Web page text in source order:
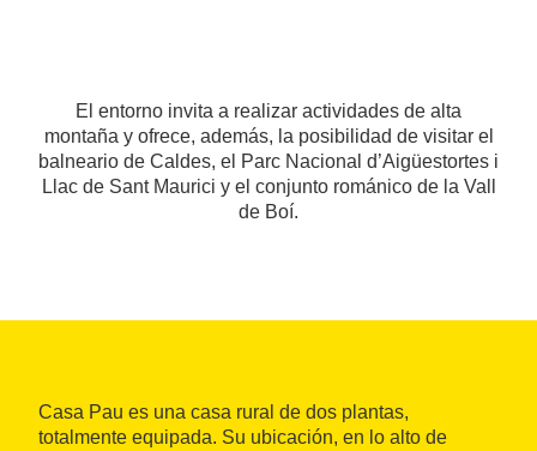
El entorno invita a realizar actividades de alta
montaña y ofrece, además, la posibilidad de visitar el
balneario de Caldes, el Parc Nacional d’Aigüestortes i
Llac de Sant Maurici y el conjunto románico de la Vall
de Boí.
Casa Pau es una casa rural de dos plantas,
totalmente equipada. Su ubicación, en lo alto de